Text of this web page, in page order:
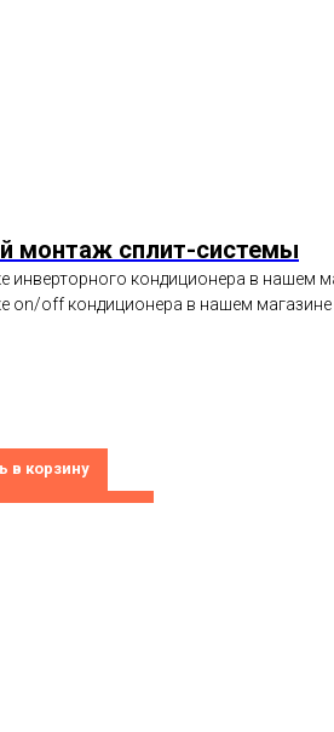
монтаж сплит-системы
инверторного кондиционера в нашем
on/off кондиционера в нашем
в корзину